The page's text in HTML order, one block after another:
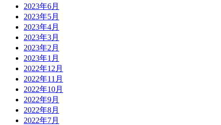
2023年6月
2023年5月
2023年4月
2023年3月
2023年2月
2023年1月
2022年12月
2022年11月
2022年10月
2022年9月
2022年8月
2022年7月